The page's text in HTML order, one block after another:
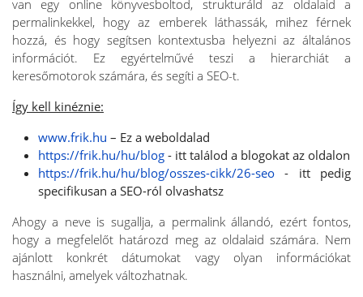
van egy online könyvesboltod, strukturáld az oldalaid a
permalinkekkel, hogy az emberek láthassák, mihez férnek
hozzá, és hogy segítsen kontextusba helyezni az általános
információt. Ez egyértelművé teszi a hierarchiát a
keresőmotorok számára, és segíti a SEO-t.
Így kell kinéznie:
www.frik.hu – Ez a weboldalad
https://frik.hu/hu/blog - itt találod a blogokat az oldalon
https://frik.hu/hu/blog/osszes-cikk/26-seo - itt pedig
specifikusan a SEO-ról olvashatsz
Ahogy a neve is sugallja, a permalink állandó, ezért fontos,
hogy a megfelelőt határozd meg az oldalaid számára. Nem
ajánlott konkrét dátumokat vagy olyan információkat
használni, amelyek változhatnak.